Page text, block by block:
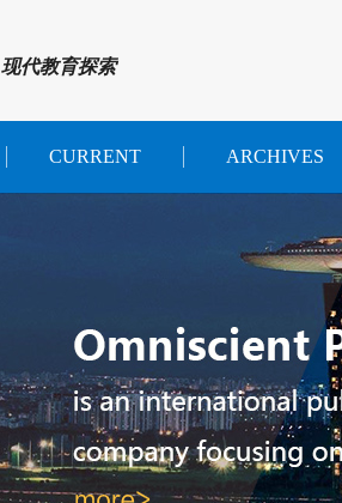
现代教育探索
CURRENT ARCHIVES